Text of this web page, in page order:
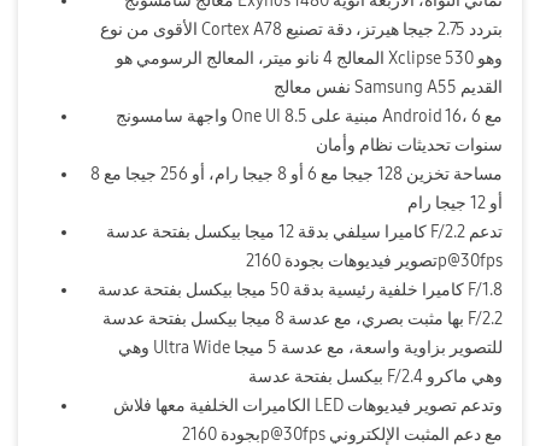
الأقوى من نوع Cortex A78 بتردد 2.75 جيجا هيرتز، دقة تصنيع
المعالج 4 نانو ميتر، المعالج الرسومي هو Xclipse 530 وهو
نفس معالج Samsung A55 القديم
واجهة سامسونج One UI 8.5 مبنية على Android 16، مع 6
سنوات تحديثات نظام وأمان
مساحة تخزين 128 جيجا مع 6 أو 8 جيجا رام، أو 256 جيجا مع 8
أو 12 جيجا رام
كاميرا سيلفي بدقة 12 ميجا بيكسل بفتحة عدسة F/2.2 تدعم
تصوير فيديوهات بجودة 2160p@30fps
كاميرا خلفية رئيسية بدقة 50 ميجا بيكسل بفتحة عدسة F/1.8
بها مثبت بصري، مع عدسة 8 ميجا بيكسل بفتحة عدسة F/2.2
وهي Ultra Wide للتصوير بزاوية واسعة، مع عدسة 5 ميجا
بيكسل بفتحة عدسة F/2.4 وهي ماكرو
الكاميرات الخلفية معها فلاش LED وتدعم تصوير فيديوهات
بجودة 2160p@30fps مع دعم المثبت الإلكتروني